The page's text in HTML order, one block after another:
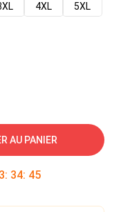
4XL
5XL
AU PANIER
: 34: 45